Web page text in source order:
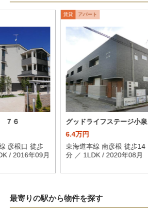
７６
彦根口 徒歩
/ 2016年09月
賃貸 アパート
グッドライフステージ小泉
6.4万円
東海道本線 南彦根 徒歩14
分 ／ 1LDK / 2020年08月
最寄りの駅から物件を探す